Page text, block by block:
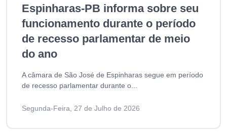
Espinharas-PB informa sobre seu
funcionamento durante o período
de recesso parlamentar de meio
do ano
A câmara de São José de Espinharas segue em período
de recesso parlamentar durante o...
Segunda-Feira, 27 de Julho de 2026